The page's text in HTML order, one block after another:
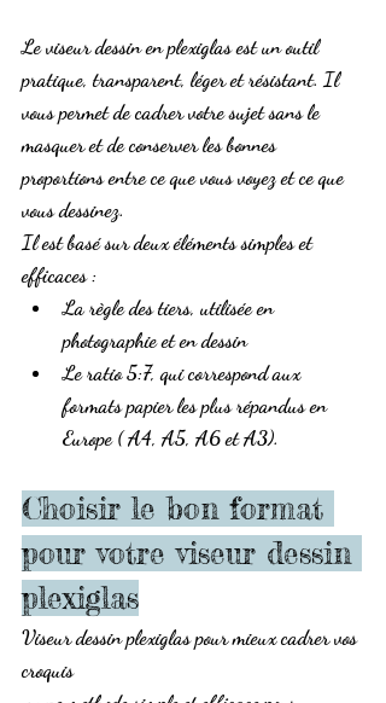
Le viseur dessin en plexiglas est un outil
pratique, transparent, léger et résistant. Il
vous permet de cadrer votre sujet sans le
masquer et de conserver les bonnes
proportions entre ce que vous voyez et ce que
vous dessinez.
Il est basé sur deux éléments simples et
efficaces :
La règle des tiers, utilisée en
photographie et en dessin
Le ratio 5:7, qui correspond aux
formats papier les plus répandus en
Europe ( A4, A5, A6 et A3).
Choisir le bon format
pour votre viseur dessin
plexiglas
Viseur dessin plexiglas pour mieux cadrer vos
croquis